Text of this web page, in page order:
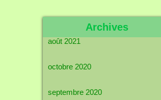
Archives
août 2021
octobre 2020
septembre 2020